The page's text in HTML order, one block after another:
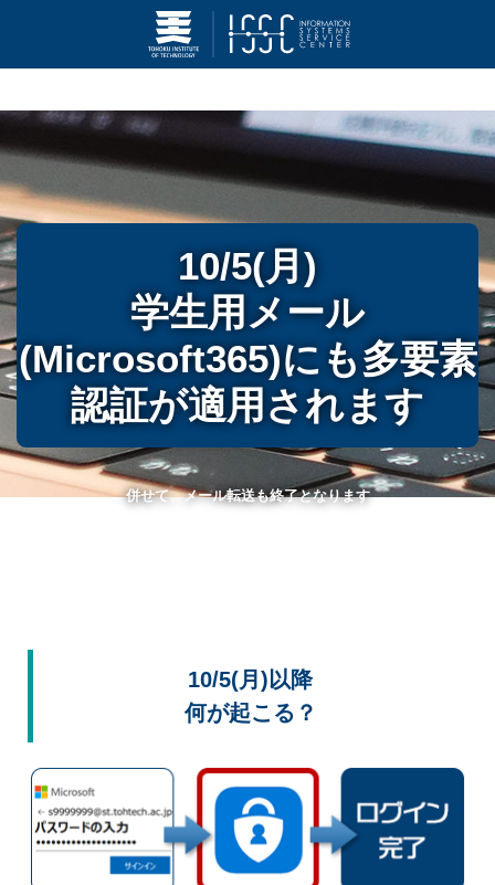
10/5(月)
学生用メール
(Microsoft365)にも多要素
認証が適用されます
併せて、メール転送も終了となります
10/5(月)以降
何が起こる？